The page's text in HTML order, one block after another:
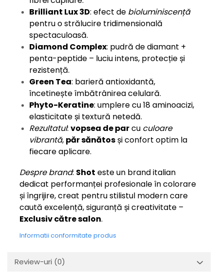
Brilliant Lux 3D: efect de bioluminiscență
pentru o strălucire tridimensională
spectaculoasă.
Diamond Complex: pudră de diamant +
penta-peptide – luciu intens, protecție și
rezistență.
Green Tea: barieră antioxidantă,
încetinește îmbătrânirea celulară.
Phyto-Keratine: umplere cu 18 aminoacizi,
elasticitate și textură netedă.
Rezultatul: vopsea de parcu culoare
vibrantă, păr sănătosși confort optim la
fiecare aplicare.
Despre brand: Shot este un brand italian
dedicat performanței profesionale în colorare
și îngrijire, creat pentru stilistul modern care
caută excelență, siguranță și creativitate –
Exclusiv către salon.
Informatii conformitate produs
Review-uri (0)